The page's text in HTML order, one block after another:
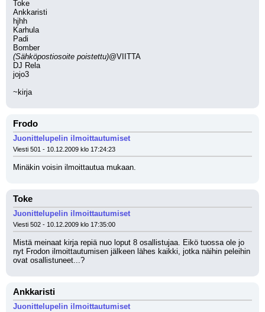
Toke
Ankkaristi
hjhh
Karhula
Padi
Bomber
(Sähköpostiosoite poistettu)@VIITTA
DJ Rela
jojo3
~kirja
Frodo
Juonittelupelin ilmoittautumiset
Viesti 501 - 10.12.2009 klo 17:24:23
Minäkin voisin ilmoittautua mukaan.
Toke
Juonittelupelin ilmoittautumiset
Viesti 502 - 10.12.2009 klo 17:35:00
Mistä meinaat kirja repiä nuo loput 8 osallistujaa. Eikö tuossa ole jo
nyt Frodon ilmoittautumisen jälkeen lähes kaikki, jotka näihin peleihin
ovat osallistuneet...?
Ankkaristi
Juonittelupelin ilmoittautumiset